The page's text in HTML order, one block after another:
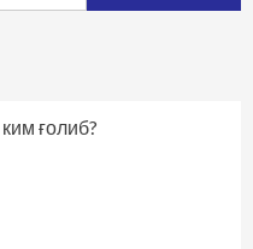
ғолиб?